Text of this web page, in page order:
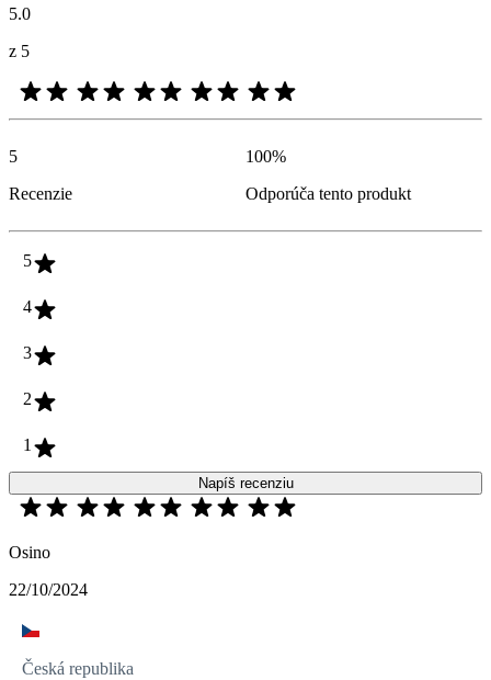
5.0
z 5
5
Recenzie
100%
Odporúča tento produkt
5
4
3
2
1
Napíš recenziu
Osino
22/10/2024
Česká republika